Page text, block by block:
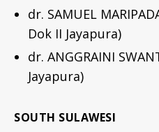
dr. SAMUEL
Dok II Jayapura)
dr. ANGGRAINI
Jayapura)
SOUTH SULAWESI